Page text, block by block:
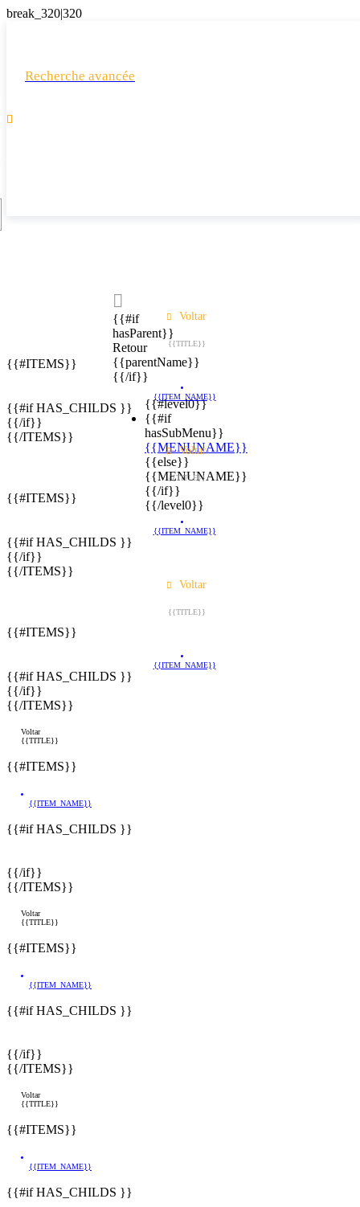
Recherche avancée

{{#if
hasParent}}
Retour
{{parentName}}
{{/if}}
{{#level0}}
{{#if
hasSubMenu}}
{{MENUNAME}}
{{else}}
{{MENUNAME}}
{{/if}}
{{/level0}}
Voltar
{{TITLE}}
{{#ITEMS}}
{{ITEM_NAME}}
{{#if HAS_CHILDS }}
{{/if}}
{{/ITEMS}}
Voltar
{{TITLE}}
{{#ITEMS}}
{{ITEM_NAME}}
{{#if HAS_CHILDS }}
{{/if}}
{{/ITEMS}}
Voltar
{{TITLE}}
{{#ITEMS}}
{{ITEM_NAME}}
{{#if HAS_CHILDS }}
{{/if}}
{{/ITEMS}}
Voltar
{{TITLE}}
{{#ITEMS}}
{{ITEM_NAME}}
{{#if HAS_CHILDS }}
{{/if}}
{{/ITEMS}}
Voltar
{{TITLE}}
{{#ITEMS}}
{{ITEM_NAME}}
{{#if HAS_CHILDS }}
{{/if}}
{{/ITEMS}}
Voltar
{{TITLE}}
{{#ITEMS}}
{{ITEM_NAME}}
{{#if HAS_CHILDS }}